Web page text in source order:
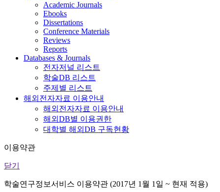
Academic Journals
Ebooks
Dissertations
Conference Materials
Reviews
Reports
Databases & Journals
전자저널 리스트
학술DB 리스트
주제별 리스트
해외전자자료 이용안내
해외전자자료 이용안내
해외DB별 이용권한
대학별 해외DB 구독현황
이용약관
닫기
학술연구정보서비스 이용약관 (2017년 1월 1일 ~ 현재 적용)